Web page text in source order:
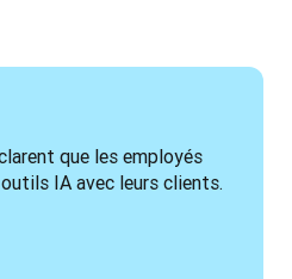
que les employés
IA avec leurs clients.